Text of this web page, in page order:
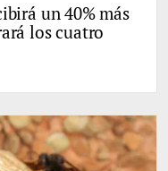
un 40% más
los cuatro